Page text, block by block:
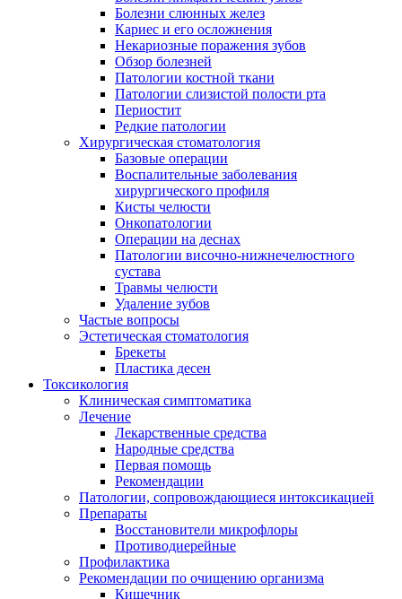
Болезни слюнных желез
Кариес и его осложнения
Некариозные поражения зубов
Обзор болезней
Патологии костной ткани
Патологии слизистой полости рта
Периостит
Редкие патологии
Хирургическая стоматология
Базовые операции
Воспалительные заболевания
хирургического профиля
Кисты челюсти
Онкопатологии
Операции на деснах
Патологии височно-нижнечелюстного
сустава
Травмы челюсти
Удаление зубов
Частые вопросы
Эстетическая стоматология
Брекеты
Пластика десен
Токсикология
Клиническая симптоматика
Лечение
Лекарственные средства
Народные средства
Первая помощь
Рекомендации
Патологии, сопровождающиеся интоксикацией
Препараты
Восстановители микрофлоры
Противодиерейные
Профилактика
Рекомендации по очищению организма
Кишечник